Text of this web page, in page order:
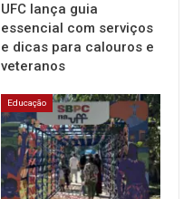
UFC lança guia
essencial com serviços
e dicas para calouros e
veteranos
Educação